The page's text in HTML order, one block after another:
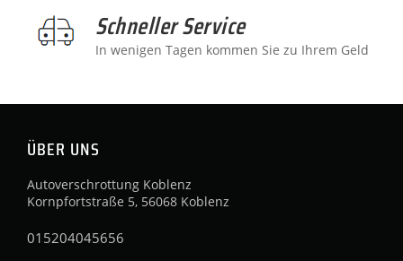
Schneller Service
In wenigen Tagen kommen Sie zu Ihrem Geld
ÜBER UNS
Autoverschrottung Koblenz
Kornpfortstraße 5, 56068 Koblenz
015204045656